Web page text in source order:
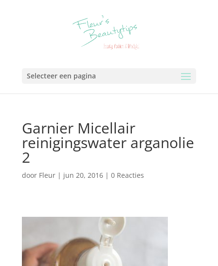
Selecteer een pagina
Garnier Micellair
reinigingswater arganolie
2
door Fleur| jun 20, 2016| 0 Reacties